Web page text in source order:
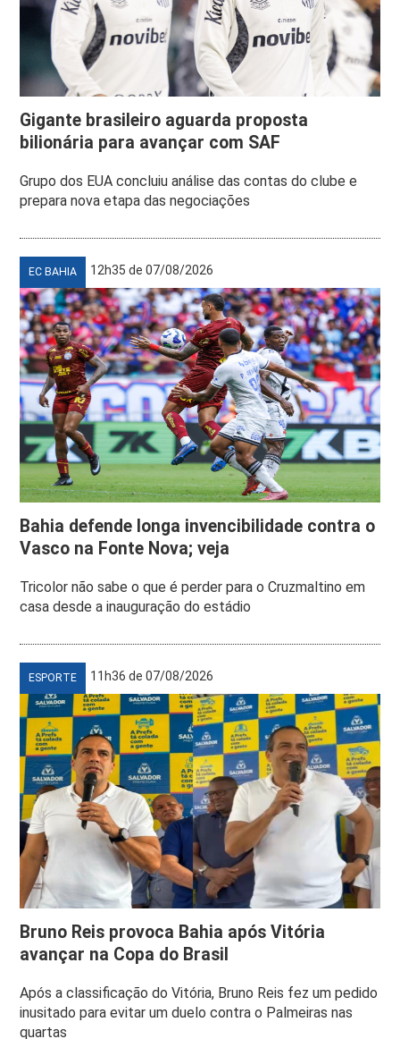
Gigante brasileiro aguarda proposta
bilionária para avançar com SAF
Grupo dos EUA concluiu análise das contas do clube e
prepara nova etapa das negociações
EC BAHIA 12h35 de 07/08/2026
Bahia defende longa invencibilidade contra o
Vasco na Fonte Nova; veja
Tricolor não sabe o que é perder para o Cruzmaltino em
casa desde a inauguração do estádio
ESPORTE 11h36 de 07/08/2026
Bruno Reis provoca Bahia após Vitória
avançar na Copa do Brasil
Após a classificação do Vitória, Bruno Reis fez um pedido
inusitado para evitar um duelo contra o Palmeiras nas
quartas